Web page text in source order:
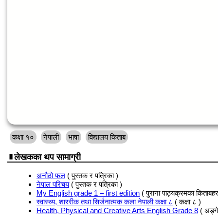
कक्षा १० नेपाली भाषा विद्यालय किताब
लेखकका थप सामाग्री
अनौठो फल ( पुस्तक र पत्रिका )
नेपाल परिचय( पुस्तक र पत्रिका )
My English grade 1 – first edition ( पुराना पाठ्यक्रमका
स्वास्थ्य, शाररीक तथा सिर्जनात्मक कला नेपाली कक्षा ८ ( कक्षा ८ )
Health, Physical and Creative Arts English Grade 8 (